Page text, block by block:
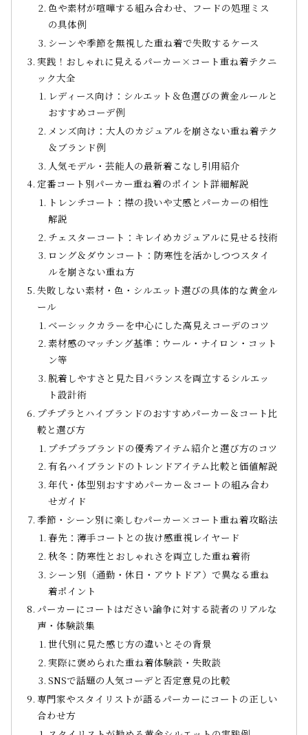
色や素材が喧嘩する組み合わせ、フードの処理ミス
の具体例
シーンや季節を無視した重ね着で失敗するケース
実践！おしゃれに見えるパーカー×コート重ね着テクニ
ック大全
レディース向け：シルエット＆色選びの黄金ルールと
おすすめコーデ例
メンズ向け：大人のカジュアルを崩さない重ね着テク
＆ブランド例
人気モデル・芸能人の最新着こなし引用紹介
定番コート別パーカー重ね着のポイント詳細解説
トレンチコート：襟の扱いや丈感とパーカーの相性
解説
チェスターコート：キレイめカジュアルに見せる技術
ロング＆ダウンコート：防寒性を活かしつつスタイ
ルを崩さない重ね方
失敗しない素材・色・シルエット選びの具体的な黄金ル
ール
ベーシックカラーを中心にした高見えコーデのコツ
素材感のマッチング基準：ウール・ナイロン・コット
ン等
脱着しやすさと見た目バランスを両立するシルエッ
ト設計術
プチプラとハイブランドのおすすめパーカー＆コート比
較と選び方
プチプラブランドの優秀アイテム紹介と選び方のコツ
有名ハイブランドのトレンドアイテム比較と価値解説
年代・体型別おすすめパーカー＆コートの組み合わ
せガイド
季節・シーン別に楽しむパーカー×コート重ね着攻略法
春先：薄手コートとの抜け感重視レイヤード
秋冬：防寒性とおしゃれさを両立した重ね着術
シーン別（通勤・休日・アウトドア）で異なる重ね
着ポイント
パーカーにコートはださい論争に対する読者のリアルな
声・体験談集
世代別に見た感じ方の違いとその背景
実際に褒められた重ね着体験談・失敗談
SNSで話題の人気コーデと否定意見の比較
専門家やスタイリストが語るパーカーにコートの正しい
合わせ方